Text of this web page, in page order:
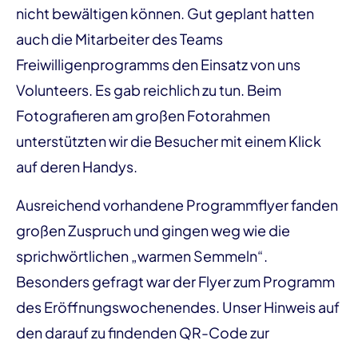
nicht bewältigen können. Gut geplant hatten
auch die Mitarbeiter des Teams
Freiwilligenprogramms den Einsatz von uns
Volunteers. Es gab reichlich zu tun. Beim
Fotografieren am großen Fotorahmen
unterstützten wir die Besucher mit einem Klick
auf deren Handys.
Ausreichend vorhandene Programmflyer fanden
großen Zuspruch und gingen weg wie die
sprichwörtlichen „warmen Semmeln“.
Besonders gefragt war der Flyer zum Programm
des Eröffnungswochenendes. Unser Hinweis auf
den darauf zu findenden QR-Code zur